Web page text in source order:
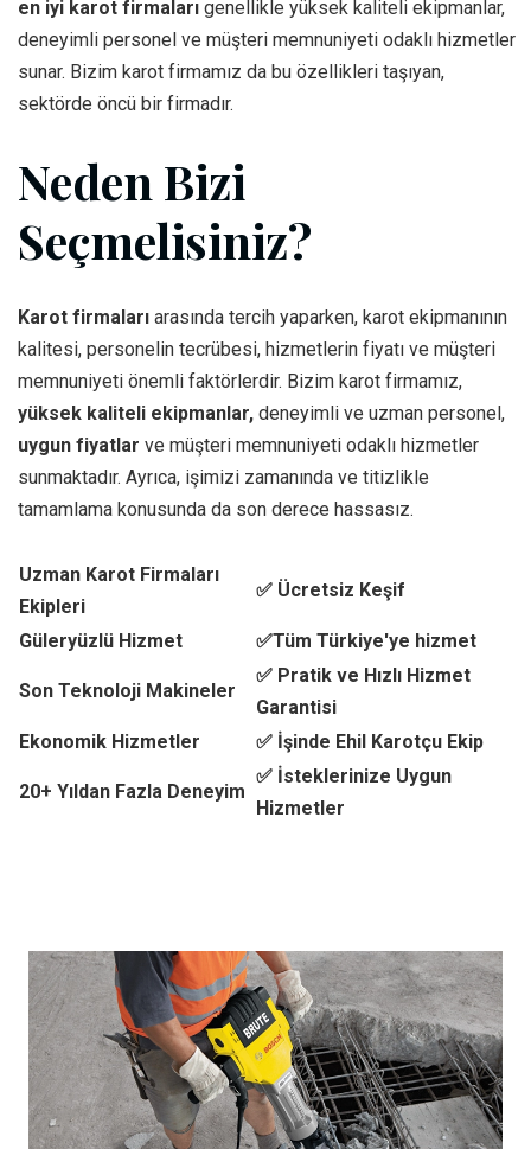
en iyi karot firmaları genellikle yüksek kaliteli ekipmanlar,
deneyimli personel ve müşteri memnuniyeti odaklı hizmetler
sunar. Bizim karot firmamız da bu özellikleri taşıyan,
sektörde öncü bir firmadır.
Neden Bizi
Seçmelisiniz?
Karot firmaları arasında tercih yaparken, karot ekipmanının
kalitesi, personelin tecrübesi, hizmetlerin fiyatı ve müşteri
memnuniyeti önemli faktörlerdir. Bizim karot firmamız,
yüksek kaliteli ekipmanlar, deneyimli ve uzman personel,
uygun fiyatlar ve müşteri memnuniyeti odaklı hizmetler
sunmaktadır. Ayrıca, işimizi zamanında ve titizlikle
tamamlama konusunda da son derece hassasız.
Uzman Karot Firmaları
Ekipleri
✅ Ücretsiz Keşif
Güleryüzlü Hizmet ✅Tüm Türkiye'ye hizmet
Son Teknoloji Makineler
✅ Pratik ve Hızlı Hizmet
Garantisi
Ekonomik Hizmetler
✅ İşinde Ehil Karotçu Ekip
20+ Yıldan Fazla Deneyim
✅ İsteklerinize Uygun
Hizmetler